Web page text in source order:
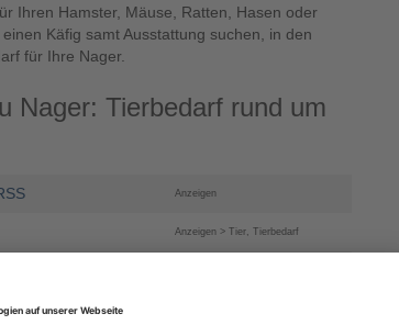
Ihren Hamster, Mäuse, Ratten, Hasen oder
Käfig samt Ausstattung suchen, in den
für Ihre Nager.
Nager: Tierbedarf rund um
Anzeigen
Anzeigen > Tier, Tierbedarf